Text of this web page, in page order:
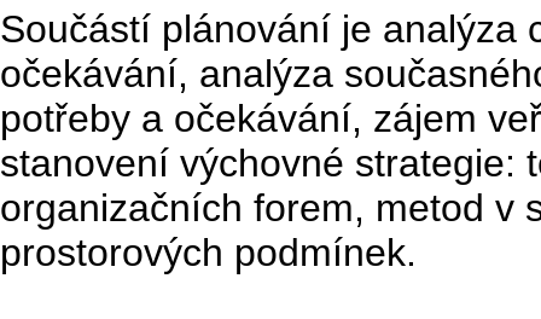
Součástí plánování je analýza
očekávání, analýza
potřeby a očekávání, zájem
stanovení výchovné strategie:
organizačních forem, metod v
prostorových podmínek.